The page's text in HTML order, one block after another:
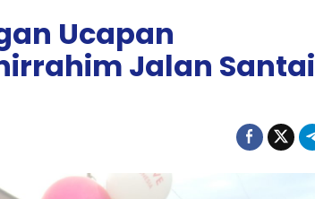
Ucapan
Jalan Santai